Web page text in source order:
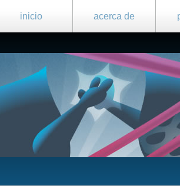
inicio acerca de